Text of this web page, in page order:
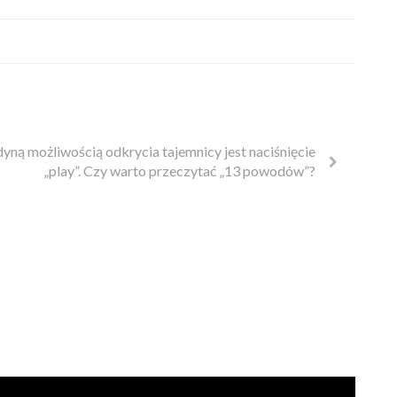
możliwością odkrycia tajemnicy jest naciśnięcie
„play”. Czy warto przeczytać „13 powodów”?